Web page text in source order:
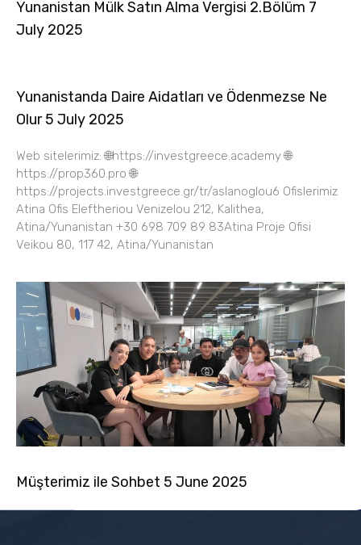
Yunanistan Mülk Satın Alma Vergisi 2.Bölüm 7
July 2025
Yunanistanda Daire Aidatları ve Ödenmezse Ne
Olur 5 July 2025
Web sitelerimiz: 🌐https://investgreece.academy 🌐
https://prop360.pro 🌐
https://projects.investgreece.gr/tr/aslanoglou6 Ofislerimiz
Atina Ofis Eleftheriou Venizelou 212, Kalithea,
Atina/Yunanistan +30 698 709 89 83Atina Proje Ofisi
Veikou 80, 117 42, Atina/Yunanistan
Müşterimiz ile Sohbet 5 June 2025